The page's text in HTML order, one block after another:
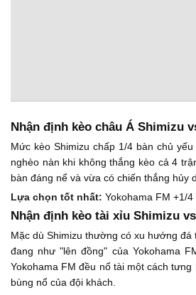
Nhận định kèo châu Á Shimizu
Mức kèo Shimizu chấp 1/4 bàn chủ
nghèo nàn khi không thắng kèo cả 4
bàn đáng nể và vừa có chiến thắng hủy
Lựa chọn tốt nhất: Yokohama FM +1/4
Nhận định kèo tài xỉu Shimizu
Mặc dù Shimizu thường có xu hướng
đang như "lên đồng" của Yokohama
Yokohama FM đều nổ tài một cách
bùng nổ của đội khách.